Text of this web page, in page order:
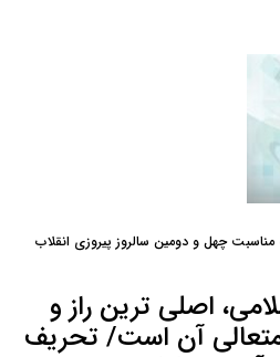
مناسبت چهل و دومین سالروز پیروزی انقلاب
اصلی ترین راز و
متعالی آن است/ تحریف